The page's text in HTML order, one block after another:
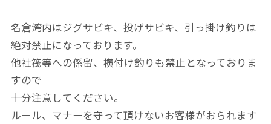
名倉湾内はジグサビキ、投げサビキ、引っ掛け釣りは
絶対禁止になっております。
他社筏等への係留、横付け釣りも禁止となっておりま
すので
十分注意してください。
ルール、マナーを守って頂けないお客様がおられます